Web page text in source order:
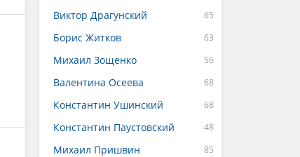
Виктор Драгунский
Борис Житков
Михаил Зощенко
Валентина Осеева
Константин Ушинский
Константин Паустовский
Михаил Пришвин